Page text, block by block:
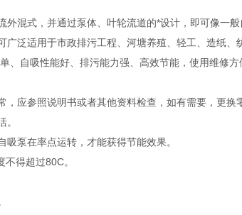
外混式，并通过泵体、叶轮流道的*设计，即可像一
泛适用于市政排污工程、河塘养殖、轻工、造纸、
自吸性能好、排污能力强、高效节能，使用维修方
应参照说明书或者其他资料检查，如有需要，更换
泵在率点运转，才能获得节能效果。
得超过80C。